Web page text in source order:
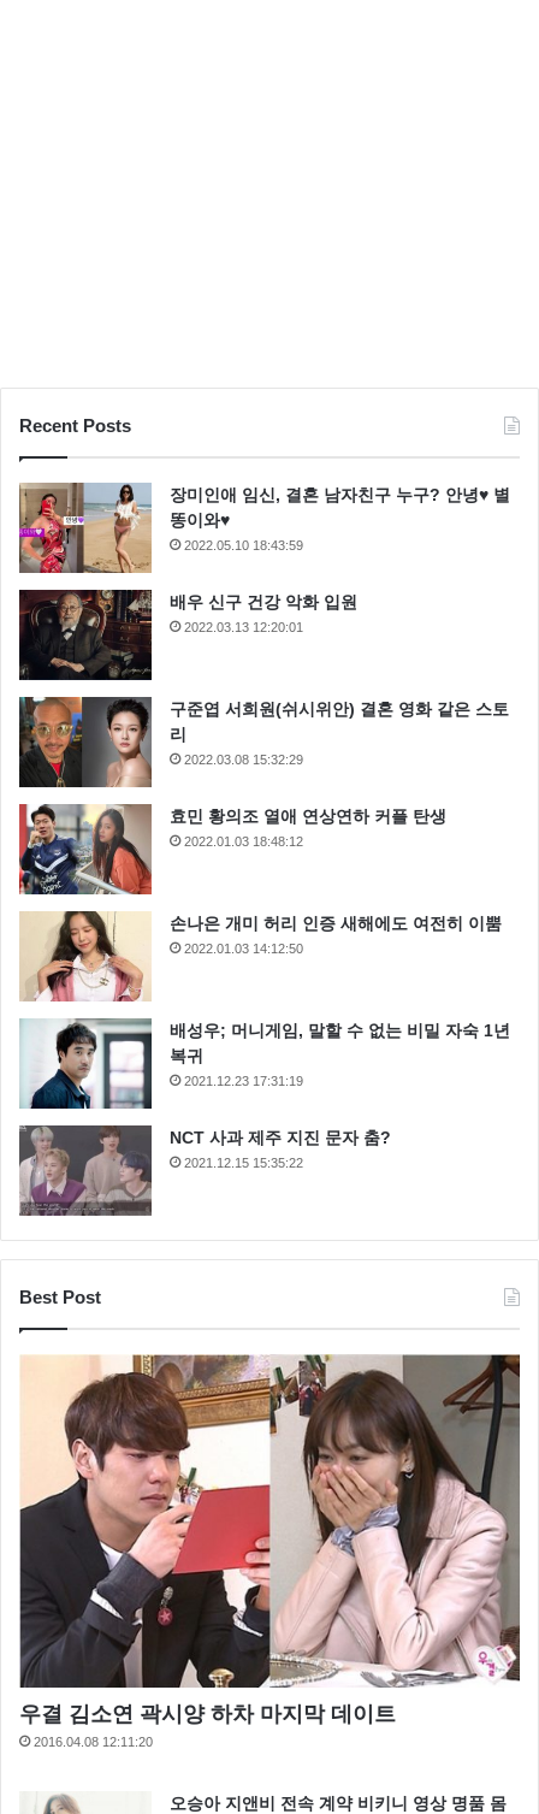
Recent Posts
장미인애 임신, 결혼 남자친구 누구? 안녕♥ 별
똥이와♥
2022.05.10 18:43:59
배우 신구 건강 악화 입원
2022.03.13 12:20:01
구준엽 서희원(쉬시위안) 결혼 영화 같은 스토
리
2022.03.08 15:32:29
효민 황의조 열애 연상연하 커플 탄생
2022.01.03 18:48:12
손나은 개미 허리 인증 새해에도 여전히 이뿜
2022.01.03 14:12:50
배성우; 머니게임, 말할 수 없는 비밀 자숙 1년
복귀
2021.12.23 17:31:19
NCT 사과 제주 지진 문자 춤?
2021.12.15 15:35:22
Best Post
우결 김소연 곽시양 하차 마지막 데이트
2016.04.08 12:11:20
오승아 지앤비 전속 계약 비키니 영상 명품 몸